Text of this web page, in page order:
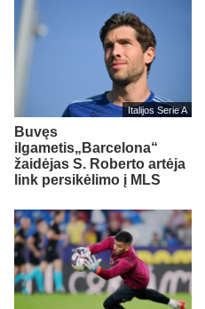
Italijos Serie A
Buvęs
ilgametis„Barcelona“
žaidėjas S. Roberto artėja
link persikėlimo į MLS